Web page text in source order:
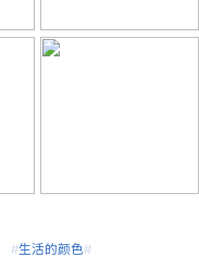
#生活的颜色#